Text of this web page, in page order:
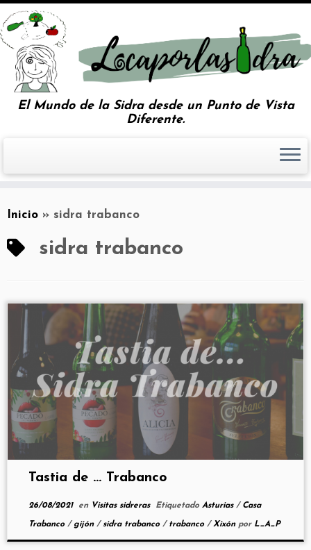
El Mundo de la Sidra desde un Punto de Vista
Diferente.
Inicio » sidra trabanco
sidra trabanco
Tastia de … Trabanco
26/08/2021en Visitas sidreras Etiquetado Asturias / Casa
Trabanco / gijón /sidra trabanco / trabanco /Xixón por L_A_P